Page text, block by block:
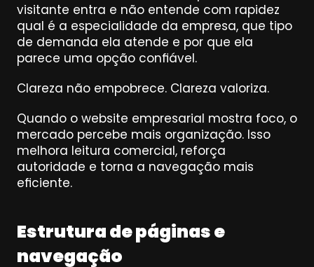
visitante entra e não entende com rapidez
qual é a especialidade da empresa, que tipo
de demanda ela atende e por que ela
parece uma opção confiável.
Clareza não empobrece. Clareza valoriza.
Quando o website empresarial mostra foco, o
mercado percebe mais organização. Isso
melhora leitura comercial, reforça
autoridade e torna a navegação mais
eficiente.
Estrutura de páginas e
navegação